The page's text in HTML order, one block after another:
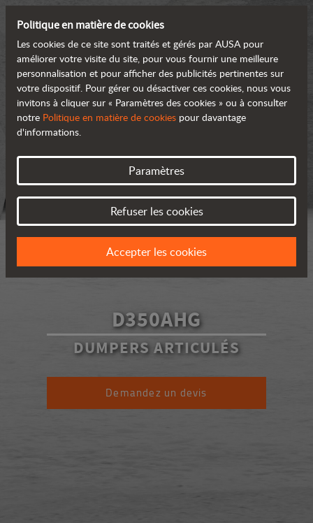
D350AHG
DUMPERS ARTICULÉS
Demandez un devis
Politique en matière de cookies
Les cookies de ce site sont traités et gérés par AUSA pour
améliorer votre visite du site, pour vous fournir une meilleure
personnalisation et pour afficher des publicités pertinentes sur
votre dispositif. Pour gérer ou désactiver ces cookies, nous vous
invitons à cliquer sur « Paramètres des cookies » ou à consulter
notre Politique en matière de cookies pour davantage
d'informations.
Paramètres
Refuser les cookies
Accepter les cookies